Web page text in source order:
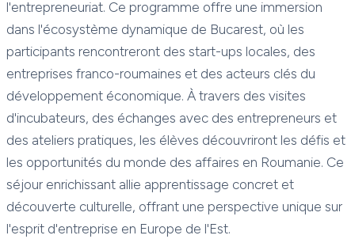
l'entrepreneuriat. Ce programme offre une immersion
dans l'écosystème dynamique de Bucarest, où les
participants rencontreront des start-ups locales, des
entreprises franco-roumaines et des acteurs clés du
développement économique. À travers des visites
d'incubateurs, des échanges avec des entrepreneurs et
des ateliers pratiques, les élèves découvriront les défis et
les opportunités du monde des affaires en Roumanie. Ce
séjour enrichissant allie apprentissage concret et
découverte culturelle, offrant une perspective unique sur
l'esprit d'entreprise en Europe de l'Est.​